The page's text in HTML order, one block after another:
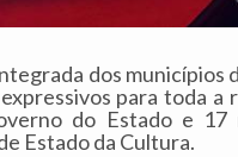
dos municípios
para toda a
do Estado e 17
Estado da Cultura.